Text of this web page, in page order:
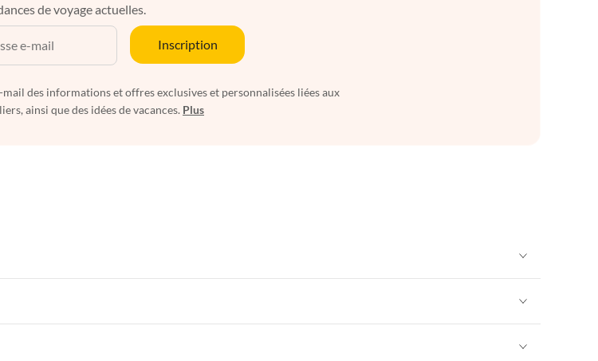
de voyage actuelles.
Inscription
des informations et offres exclusives et personnalisées liées aux
ainsi que des idées de vacances. Plus
Appartements de Vacances à Sud de la France Appartements de Vacances à Provence